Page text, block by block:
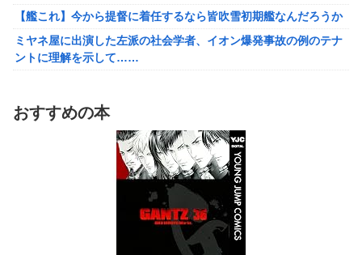
結婚相談所職員さん、子なし女にド正論を述べてしまう…
週間少年ジャンプのグッズ(43億円分)を注文してキャンセルした
32歳女が逮捕
今年3月のベントレーひき逃げ事件で逮捕された男、韓国籍だっ
け投稿など嘘だらけｗｗｗｗｗｗｗｗ
【悲報】桐谷さん「人生かけて7億円貯めたのにガンで死ぬか
も。もっと素直に遊べばよかった。」
れいわ新選組、党名変更を発表 新党名は...
精神科に通院してるけど「ヤンキー・ギャル・体育会系・茶髪や
金髪の人」を待合室で一度も見たことない
ミヤネ屋に出演した左派の社会学者、イオン爆発事故の例のテナ
【艦これ】今から提督に着任するなら皆吹雪初期艦なんだろうか
ミヤネ屋に出演した左派の社会学者、イオン爆発事故の例のテナ
ントに理解を示して……
「こんな事になるんやから強制置き配は止めておくべき」とユー
ザーがドン引き、UberEatsが導入した強制置き配が起こしたの
女さん、ワンピースグッズを大量注文→全キャンセルで逮捕ｗｗ
【日向坂46】 かほりん、ありのままの姿・・・【藤嶌果歩1st写
【画像】スト6に彗星の如く現れたフィリピン人キャラが可愛す
おすすめの本